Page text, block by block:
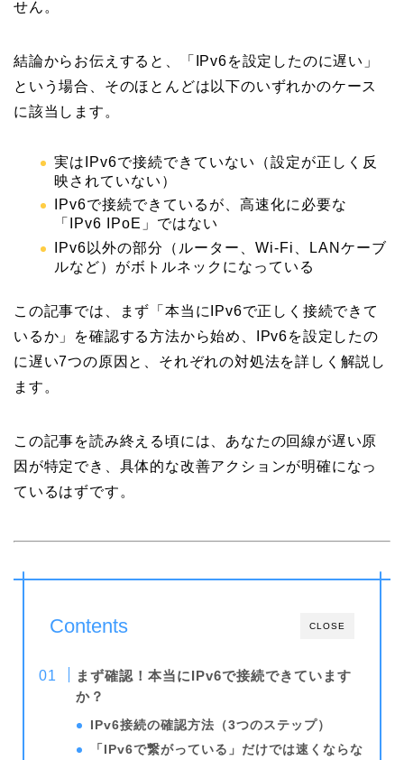
せん。
結論からお伝えすると、「IPv6を設定したのに遅い」
という場合、そのほとんどは以下のいずれかのケース
に該当します。
実はIPv6で接続できていない（設定が正しく反
映されていない）
IPv6で接続できているが、高速化に必要な
「IPv6 IPoE」ではない
IPv6以外の部分（ルーター、Wi-Fi、LANケーブ
ルなど）がボトルネックになっている
この記事では、まず「本当にIPv6で正しく接続できて
いるか」を確認する方法から始め、IPv6を設定したの
に遅い7つの原因と、それぞれの対処法を詳しく解説し
ます。
この記事を読み終える頃には、あなたの回線が遅い原
因が特定でき、具体的な改善アクションが明確になっ
ているはずです。
CLOSE
Contents
まず確認！本当にIPv6で接続できています
か？
IPv6接続の確認方法（3つのステップ）
「IPv6で繋がっている」だけでは速くならな